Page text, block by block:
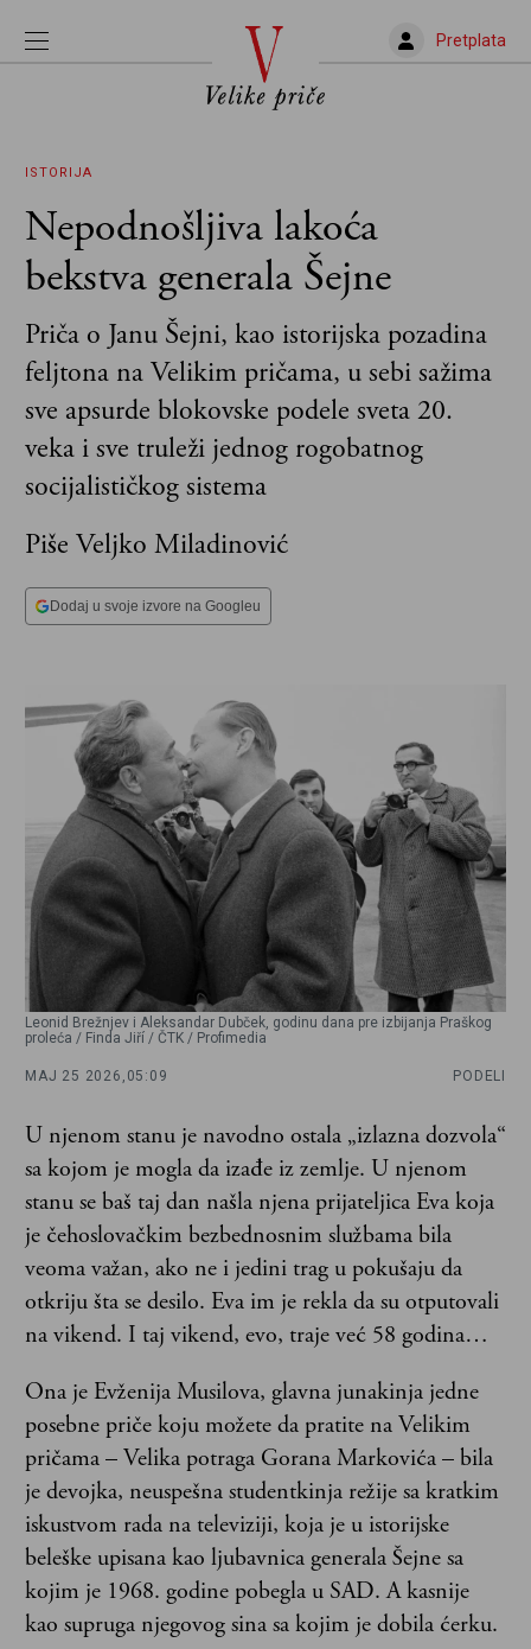
Pretplata
ISTORIJA
Nepodnošljiva lakoća
bekstva generala Šejne
Priča o Janu Šejni, kao istorijska pozadina
feljtona na Velikim pričama, u sebi sažima
sve apsurde blokovske podele sveta 20.
veka i sve truleži jednog rogobatnog
socijalističkog sistema
Piše Veljko Miladinović
Dodaj u svoje izvore na Googleu
Leonid Brežnjev i Aleksandar Dubček, godinu dana pre izbijanja Praškog
proleća / Finda Jiří / ČTK / Profimedia
MAJ 25 2026, 05:09 PODELI
U njenom stanu je navodno ostala „izlazna dozvola“
sa kojom je mogla da izađe iz zemlje. U njenom
stanu se baš taj dan našla njena prijateljica Eva koja
je čehoslovačkim bezbednosnim službama bila
veoma važan, ako ne i jedini trag u pokušaju da
otkriju šta se desilo. Eva im je rekla da su otputovali
na vikend. I taj vikend, evo, traje već 58 godina…
Ona je Evženija Musilova, glavna junakinja jedne
posebne priče koju možete da pratite na Velikim
pričama – Velika potraga Gorana Markovića – bila
je devojka, neuspešna studentkinja režije sa kratkim
iskustvom rada na televiziji, koja je u istorijske
beleške upisana kao ljubavnica generala Šejne sa
kojim je 1968. godine pobegla u SAD. A kasnije
kao supruga njegovog sina sa kojim je dobila ćerku.